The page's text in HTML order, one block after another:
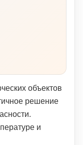
объектов
решение
и